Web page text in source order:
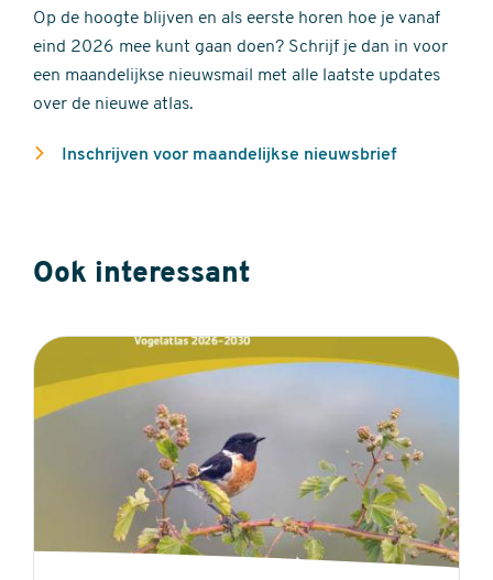
Op de hoogte blijven en als eerste horen hoe je vanaf
eind 2026 mee kunt gaan doen? Schrijf je dan in voor
een maandelijkse nieuwsmail met alle laatste updates
over de nieuwe atlas.
Inschrijven voor maandelijkse nieuwsbrief
Ook interessant